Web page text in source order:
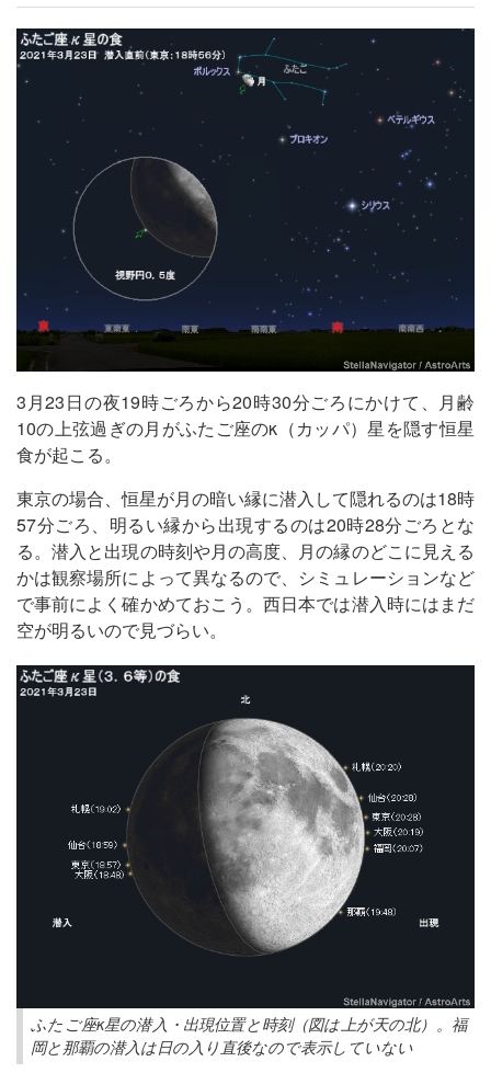
3月23日の夜19時ごろから20時30分ごろにかけて、月齢
10の上弦過ぎの月がふたご座のκ（カッパ）星を隠す恒星
食が起こる。
東京の場合、恒星が月の暗い縁に潜入して隠れるのは18時
57分ごろ、明るい縁から出現するのは20時28分ごろとな
る。潜入と出現の時刻や月の高度、月の縁のどこに見える
かは観察場所によって異なるので、シミュレーションなど
で事前によく確かめておこう。西日本では潜入時にはまだ
空が明るいので見づらい。
ふたご座κ星の潜入・出現位置と時刻（図は上が天の北）。福
岡と那覇の潜入は日の入り直後なので表示していない